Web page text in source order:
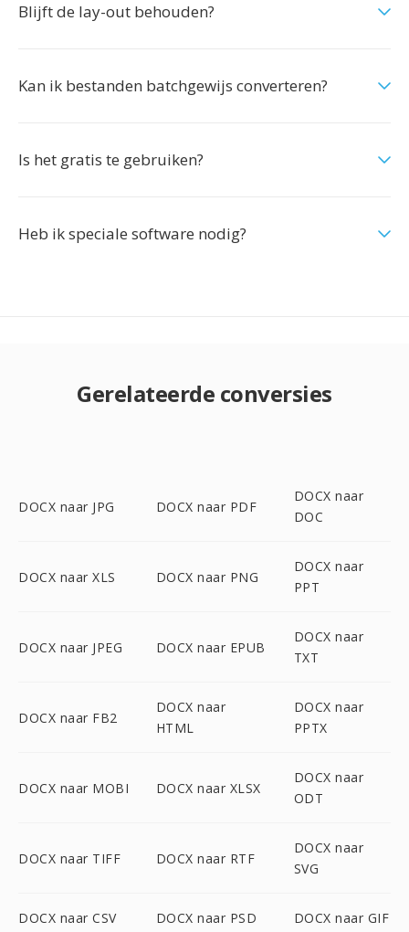
Blijft de lay-out behouden?
Kan ik bestanden batchgewijs converteren?
Is het gratis te gebruiken?
Heb ik speciale software nodig?
Gerelateerde conversies
DOCX naar JPG DOCX naar PDF
DOCX naar
DOC
DOCX naar XLS DOCX naar PNG
DOCX naar
PPT
DOCX naar JPEG DOCX naar EPUB
DOCX naar
TXT
DOCX naar FB2
DOCX naar
HTML
DOCX naar
PPTX
DOCX naar MOBI DOCX naar XLSX
DOCX naar
ODT
DOCX naar TIFF DOCX naar RTF
DOCX naar
SVG
DOCX naar CSV DOCX naar PSD DOCX naar GIF